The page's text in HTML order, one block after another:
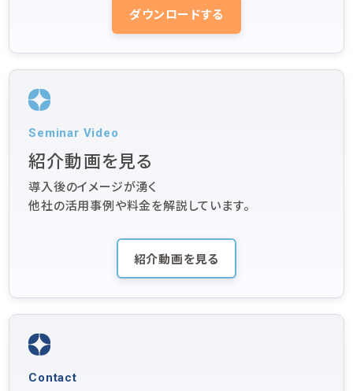
ダウンロードする
Seminar Video
紹介動画を見る
導入後のイメージが湧く
他社の活用事例や料金を解説しています。
紹介動画を見る
Contact